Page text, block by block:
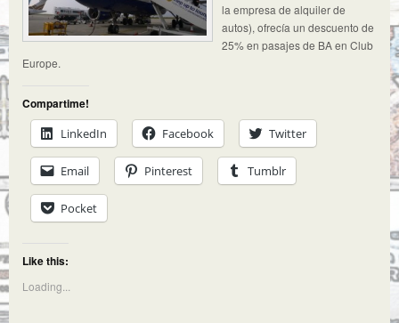
la empresa de alquiler de
autos), ofrecía un descuento de
25% en pasajes de BA en Club
Europe.
Compartime!
LinkedIn
Facebook Twitter
Email Pinterest Tumblr
Pocket
Like this:
Loading...